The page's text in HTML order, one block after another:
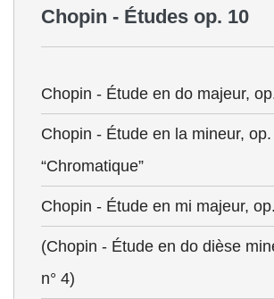
Chopin - Études op. 10
Chopin - Étude en do majeur,
Chopin - Étude en la mineur, op.
“Chromatique”
Chopin - Étude en mi majeur,
(Chopin - Étude en do dièse
n° 4)